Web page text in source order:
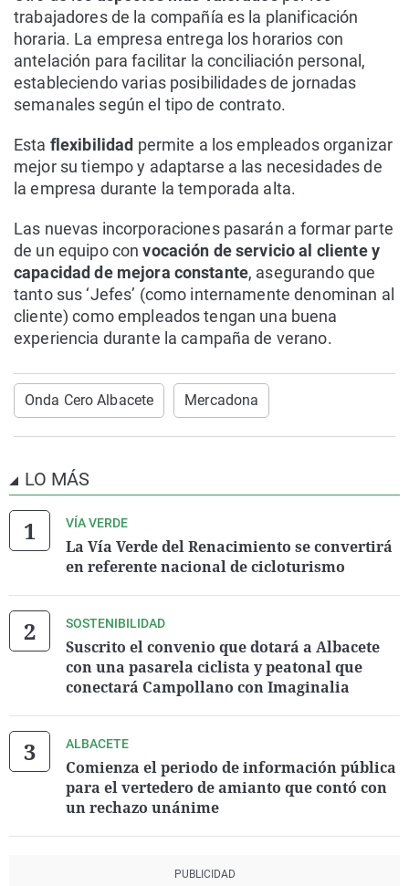
trabajadores de la compañía es la planificación
horaria. La empresa entrega los horarios con
antelación para facilitar la conciliación personal,
estableciendo varias posibilidades de jornadas
semanales según el tipo de contrato.
Esta flexibilidad permite a los empleados organizar
mejor su tiempo y adaptarse a las necesidades de
la empresa durante la temporada alta.
Las nuevas incorporaciones pasarán a formar parte
de un equipo convocación de servicio al cliente y
capacidad de mejora constante, asegurando que
tanto sus ‘Jefes’ (como internamente denominan al
cliente) como empleados tengan una buena
experiencia durante la campaña de verano.
Onda Cero Albacete Mercadona
LO MÁS
VÍA VERDE
La Vía Verde del Renacimiento se convertirá
en referente nacional de cicloturismo
SOSTENIBILIDAD
Suscrito el convenio que dotará a Albacete
con una pasarela ciclista y peatonal que
conectará Campollano con Imaginalia
ALBACETE
Comienza el periodo de información pública
para el vertedero de amianto que contó con
un rechazo unánime